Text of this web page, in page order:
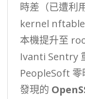
時差（已遭利
kernel
本機提升至
Ivanti Sentry
PeopleSoft 零
發現的